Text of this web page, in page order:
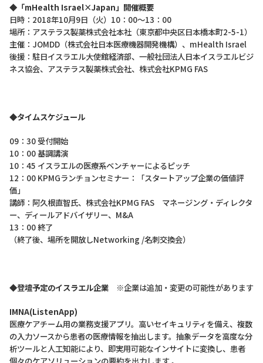
◆ 「mHealth Israel×Japan」開催概要
日時：2018年10月9日（火）10：00～13：00
場所：アステラス製薬株式会社本社（東京都中央区日本橋本町2-5-1）
主催：JOMDD（株式会社日本医療機器開発機構）、mHealth Israel
後援：駐日イスラエル大使館経済部、一般社団法人日本イスラエルビジ
ネス協会、アステラス製薬株式会社、株式会社KPMG FAS
◆タイムスケジュール
09：30 受付開始
10：00 基調講演
10：45 イスラエルの医療系ベンチャーによるピッチ
12：00 KPMGランチョンセミナー：「スタートアップ企業の価値評
価」
講師：阿久根直智氏、株式会社KPMG FAS マネージング・ディレクタ
ー、ディールアドバイザリー、M&A
13：00 終了
（終了後、場所を開放しNetworking /名刺交換会）
◆登壇予定のイスラエル企業 ※企業は追加・変更の可能性があります
IMNA(ListenApp)
医療ケアチーム用の業務支援アプリ。高いセイキュリティを備え、複数
の入力ソースから患者の医療情報を抽出します。抽象データを高度な分
析ツールと人工知能により、即実用可能なインサイトに変換し、患者
個々のケアソリューションの要約を出力します 。